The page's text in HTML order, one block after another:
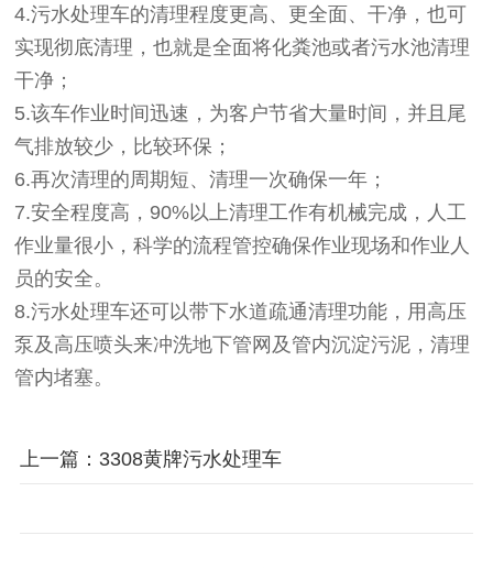
4.污水处理车的清理程度更高、更全面、干净，也可
实现彻底清理，也就是全面将化粪池或者污水池清理
干净；
5.该车作业时间迅速，为客户节省大量时间，并且尾
气排放较少，比较环保；
6.再次清理的周期短、清理一次确保一年；
7.安全程度高，90%以上清理工作有机械完成，人工
作业量很小，科学的流程管控确保作业现场和作业人
员的安全。
8.污水处理车还可以带下水道疏通清理功能，用高压
泵及高压喷头来冲洗地下管网及管内沉淀污泥，清理
管内堵塞。
上一篇：3308黄牌污水处理车